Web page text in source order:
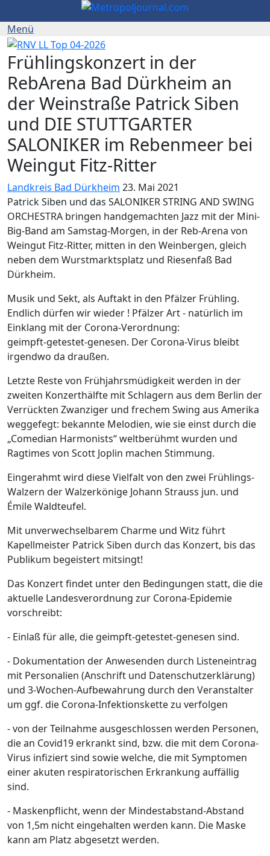
Frühlingskonzert in der
RebArena Bad Dürkheim an
der Weinstraße Patrick Siben
und DIE STUTTGARTER
SALONIKER im Rebenmeer bei
Weingut Fitz-Ritter
Landkreis Bad Dürkheim 23. Mai 2021
Patrick Siben und das SALONIKER STRING AND SWING
ORCHESTRA bringen handgemachten Jazz mit der Mini-
Big-Band am Samstag-Morgen, in der Reb-Arena von
Weingut Fitz-Ritter, mitten in den Weinbergen, gleich
neben dem Wurstmarktsplatz und Riesenfaß Bad
Dürkheim.
Musik und Sekt, als Auftakt in den Pfälzer Frühling.
Endlich dürfen wir wieder ! Pfälzer Art - natürlich im
Einklang mit der Corona-Verordnung:
geimpft-getestet-genesen. Der Corona-Virus bleibt
irgendwo da draußen.
Letzte Reste von Frühjahrsmüdigkeit werden in der
zweiten Konzerthälfte mit Schlagern aus dem Berlin der
Verrückten Zwanziger und frechem Swing aus Amerika
weggefegt: bekannte Melodien, wie sie einst durch die
„Comedian Harmonists“ weltberühmt wurden und
Ragtimes von Scott Joplin machen Stimmung.
Eingerahmt wird diese Vielfalt von den zwei Frühlings-
Walzern der Walzerkönige Johann Strauss jun. und
Émile Waldteufel.
Mit unverwechselbarem Charme und Witz führt
Kapellmeister Patrick Siben durch das Konzert, bis das
Publikum begeistert mitsingt!
Das Konzert findet unter den Bedingungen statt, die die
aktuelle Landesverordnung zur Corona-Epidemie
vorschreibt:
- Einlaß für alle, die geimpft-getestet-genesen sind.
- Dokumentation der Anwesenden durch Listeneintrag
mit Personalien (Anschrift und Datenschutzerklärung)
und 3-Wochen-Aufbewahrung durch den Veranstalter
um ggf. die Corona-Infektionskette zu verfolgen
- von der Teilnahme ausgeschlossen werden Personen,
die an Covid19 erkrankt sind, bzw. die mit dem Corona-
Virus infiziert sind sowie welche, die mit Symptomen
einer akuten respiratorischen Erkrankung auffällig
sind.
- Maskenpflicht, wenn der Mindestabstand-Abstand
von 1,5m nicht eingehalten werden kann. Die Maske
kann am Platz abgesetzt werden.